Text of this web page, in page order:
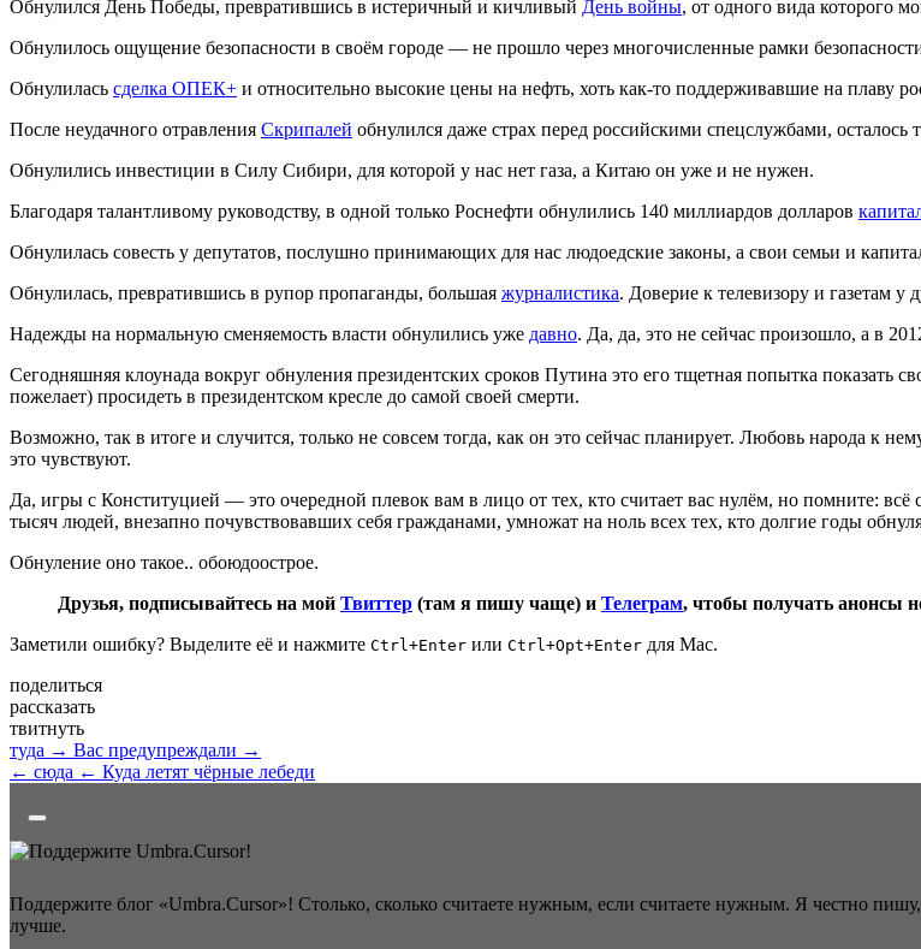
Обнулился День Победы, превратившись в истеричный и кичливый День войны, от одного вида которого
Обнулилось ощущение безопасности в своём городе — не прошло через многочисленные рамки
Обнулилась сделка ОПЕК+ и относительно высокие цены на нефть, хоть как-то поддерживавшие на плаву
После неудачного отравления Скрипалей обнулился даже страх перед российскими спецслужбами, осталось
Обнулились инвестиции в Силу Сибири, для которой у нас нет газа, а Китаю он уже и не нужен.
Благодаря талантливому руководству, в одной только Роснефти обнулились 140 миллиардов долларов
Обнулилась совесть у депутатов, послушно принимающих для нас людоедские законы, а свои семьи и
Обнулилась, превратившись в рупор пропаганды, большая журналистика. Доверие к телевизору и газетам
Надежды на нормальную сменяемость власти обнулились уже давно. Да, да, это не сейчас произошло, а в
Сегодняшняя клоунада вокруг обнуления президентских сроков Путина это его тщетная попытка показать
пожелает) просидеть в президентском кресле до самой своей смерти.
Возможно, так в итоге и случится, только не совсем тогда, как он это сейчас планирует. Любовь народа к
это чувствуют.
Да, игры с Конституцией — это очередной плевок вам в лицо от тех, кто считает вас нулём, но помните: всё
тысяч людей, внезапно почувствовавших себя гражданами, умножат на ноль всех тех, кто долгие годы
Обнуление оно такое.. обоюдоострое.
Друзья, подписывайтесь на мой Твиттер (там я пишу чаще) и Телеграм, чтобы получать анонсы
Заметили ошибку? Выделите её и нажмите Ctrl+Enter или Ctrl+Opt+Enter для Mac.
поделиться
рассказать
твитнуть
туда → Вас предупреждали →
← сюда ← Куда летят чёрные лебеди
Поддержите блог «Umbra.Cursor»! Столько, сколько считаете нужным, если считаете нужным. Я честно
лучше.